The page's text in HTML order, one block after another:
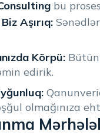
bu
Aşırıq:
Körpü:
edirik.
olmağınıza